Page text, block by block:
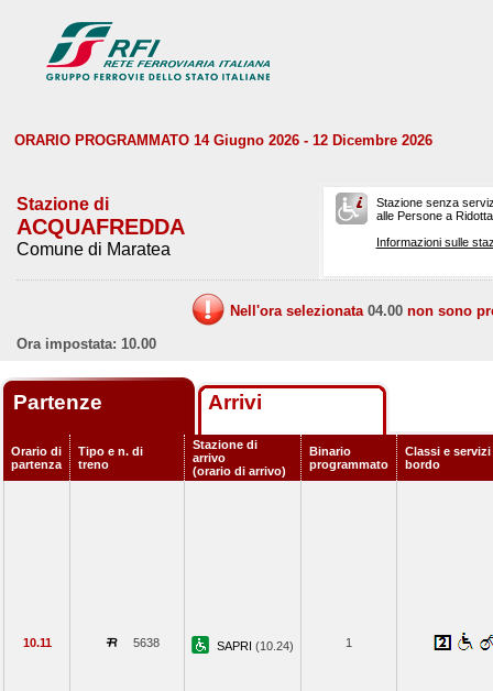
ORARIO PROGRAMMATO 14 Giugno 2026 - 12 Dicembre 2026
Stazione di
ACQUAFREDDA
Comune di Maratea
Stazione senza
alle Persone a
Informazioni sulle
Nell'ora selezionata 04.00 non sono
Ora impostata: 10.00
Partenze Arrivi
Orario di
partenza
Tipo e n. di
treno
Stazione di
arrivo
(orario di arrivo)
Binario
programmato
Classi e servizi
bordo
10.11 5638 SAPRI (10.24) 1